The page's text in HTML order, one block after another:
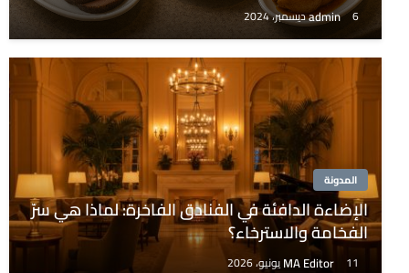
admin 6 ديسمبر، 2024
المدونة
الإضاءة الدافئة في الفنادق الفاخرة: لماذا هي سرّ
الفخامة والاسترخاء؟
MA Editor 11 يونيو، 2026